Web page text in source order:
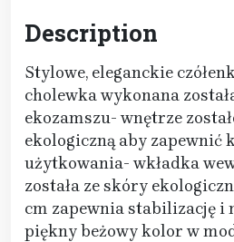
Description
Stylowe, eleganckie
cholewka wykonana
ekozamszu- wnętrze
ekologiczną aby zapewnić
użytkowania- wkładka
została ze skóry
cm zapewnia stabilizację i
piękny beżowy kolor w